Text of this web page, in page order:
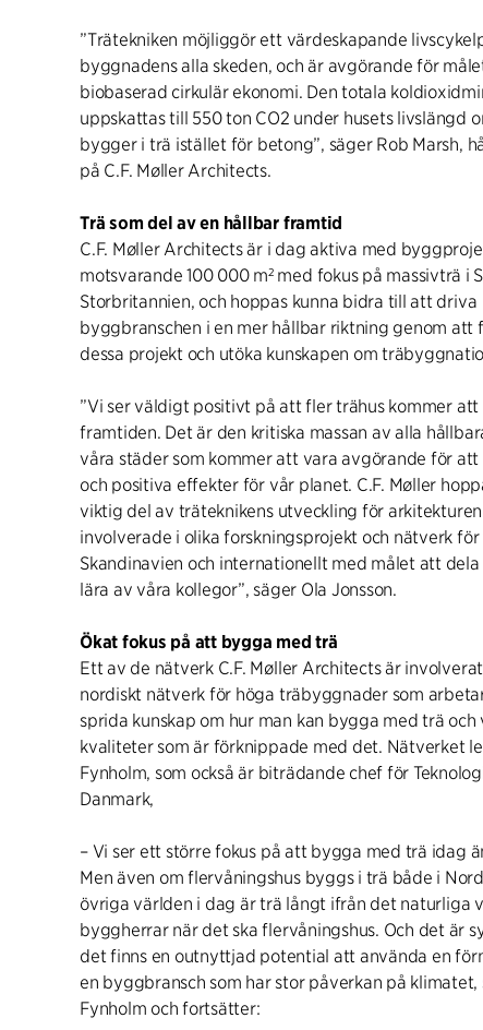
”Trätekniken möjliggör ett värdeskapande
byggnadens alla skeden, och är avgörande för
biobaserad cirkulär ekonomi. Den totala
uppskattas till 550 ton CO2 under husets livslängd
bygger i trä istället för betong”, säger Rob Marsh,
på C.F. Møller Architects.
Trä som del av en hållbar framtid
C.F. Møller Architects är i dag aktiva med
motsvarande 100 000 m² med fokus på massivträ i
Storbritannien, och hoppas kunna bidra till att driva
byggbranschen i en mer hållbar riktning genom att
dessa projekt och utöka kunskapen om
”Vi ser väldigt positivt på att fler trähus kommer att
framtiden. Det är den kritiska massan av alla
våra städer som kommer att vara avgörande för att
och positiva effekter för vår planet. C.F. Møller
viktig del av träteknikens utveckling för
involverade i olika forskningsprojekt och nätverk
Skandinavien och internationellt med målet att dela
lära av våra kollegor”, säger Ola Jonsson.
Ökat fokus på att bygga med trä
Ett av de nätverk C.F. Møller Architects är
nordiskt nätverk för höga träbyggnader som
sprida kunskap om hur man kan bygga med trä och
kvaliteter som är förknippade med det. Nätverket
Fynholm, som också är biträdande chef för
Danmark,
– Vi ser ett större fokus på att bygga med trä idag
Men även om flervåningshus byggs i trä både i
övriga världen i dag är trä långt ifrån det naturliga
byggherrar när det ska flervåningshus. Och det är
det finns en outnyttjad potential att använda en
en byggbransch som har stor påverkan på klimatet,
Fynholm och fortsätter: